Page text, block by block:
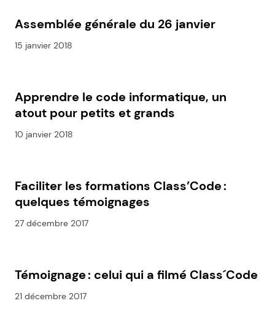
Assemblée générale du 26 janvier
15 janvier 2018
Apprendre le code informatique, un
atout pour petits et grands
10 janvier 2018
Faciliter les formations Class’Code :
quelques témoignages
27 décembre 2017
Témoignage : celui qui a filmé Class´Code
21 décembre 2017